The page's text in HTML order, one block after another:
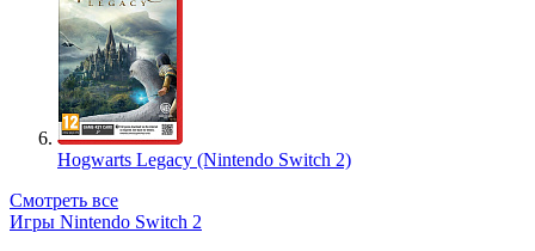
Hogwarts Legacy (Nintendo Switch 2)
Смотреть все
Игры Nintendo Switch 2